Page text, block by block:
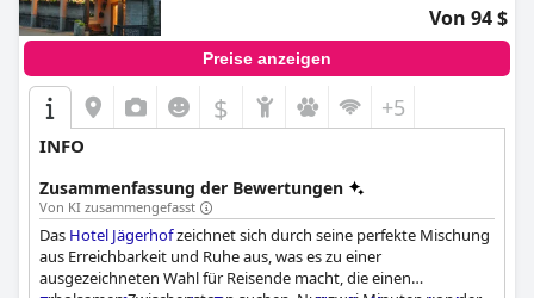
Von 94 $
Preise anzeigen
$ +5
INFO
Zusammenfassung der Bewertungen
Von KI zusammengefasst
Das Hotel Jägerhofzeichnet sich durch seine perfekte Mischung
aus Erreichbarkeit und Ruhe aus, was es zu einer
ausgezeichneten Wahl für Reisende macht, die einen